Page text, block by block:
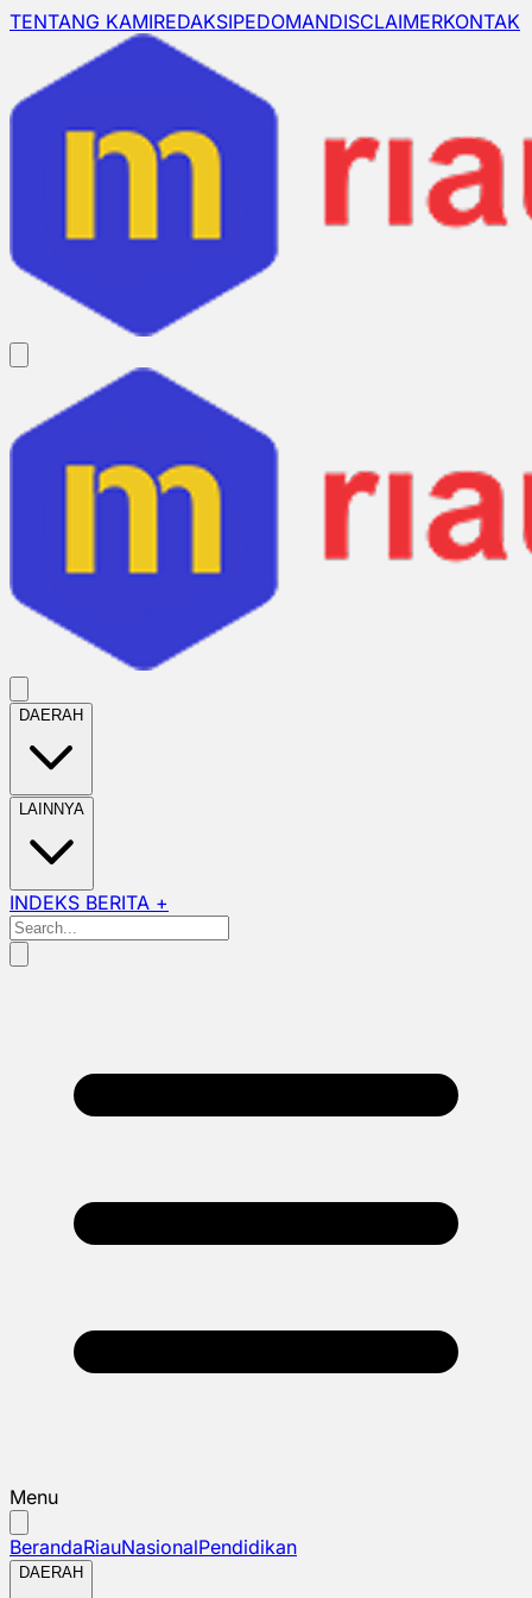
TENTANG KAMIREDAKSIPEDOMANDISCLAIMERKONTAK
DAERAH
LAINNYA
INDEKS BERITA +
Menu
BerandaRiauNasionalPendidikan
DAERAH